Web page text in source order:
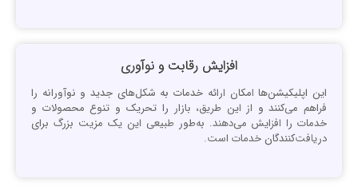
افزایش رقابت و نوآوری
اپلیکیشن‌ها امکان ارائه خدمات به شکل‌های جدید و نوآورانه را
می‌کنند و از این طریق، بازار را تحریک و تنوع محصولات و
را افزایش می‌دهند. به‌طور طبیعی این یک مزیت بزرگ برای
خدمات است.